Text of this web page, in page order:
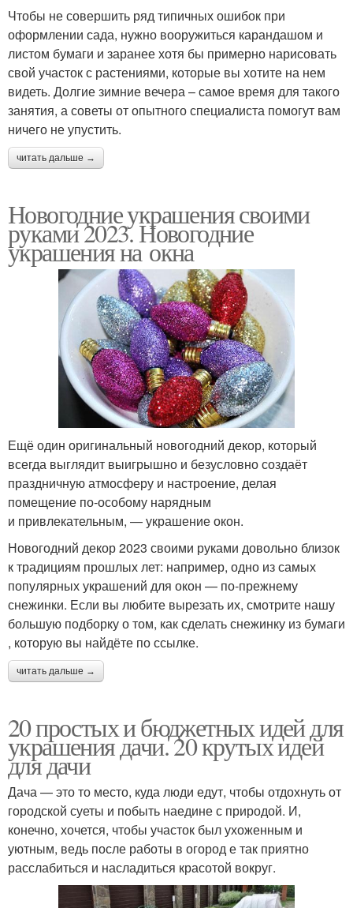
Чтобы не совершить ряд типичных ошибок при
оформлении сада, нужно вооружиться карандашом и
листом бумаги и заранее хотя бы примерно нарисовать
свой участок с растениями, которые вы хотите на нем
видеть. Долгие зимние вечера – самое время для такого
занятия, а советы от опытного специалиста помогут вам
ничего не упустить.
читать дальше →
Новогодние украшения своими
руками 2023. Новогодние
украшения на окна
Ещё один оригинальный новогодний декор, который
всегда выглядит выигрышно и безусловно создаёт
праздничную атмосферу и настроение, делая
помещение по‑особому нарядным
и привлекательным, — украшение окон.
Новогодний декор 2023 своими руками довольно близок
к традициям прошлых лет: например, одно из самых
популярных украшений для окон — по‑прежнему
снежинки. Если вы любите вырезать их, смотрите нашу
большую подборку о том, как сделать снежинку из бумаги
, которую вы найдёте по ссылке.
читать дальше →
20 простых и бюджетных идей для
украшения дачи. 20 крутых идей
для дачи
Дача — это то место, куда люди едут, чтобы отдохнуть от
городской суеты и побыть наедине с природой. И,
конечно, хочется, чтобы участок был ухоженным и
уютным, ведь после работы в огород е так приятно
расслабиться и насладиться красотой вокруг.